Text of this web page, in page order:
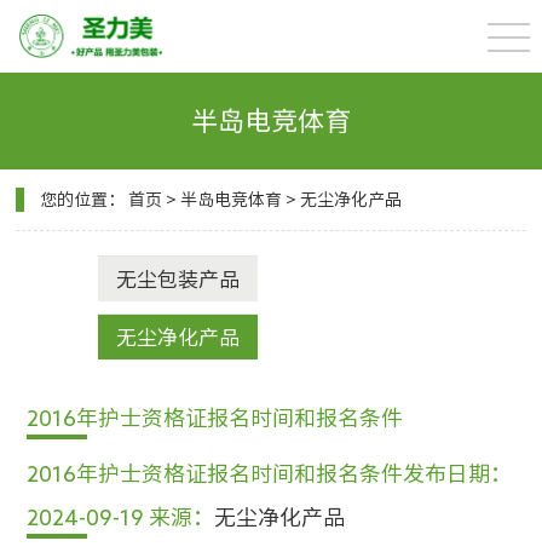
半岛电竞体育
您的位置：首页 >半岛电竞体育 >无尘净化产品
无尘包装产品
无尘净化产品
2016年护士资格证报名时间和报名条件
2016年护士资格证报名时间和报名条件发布日期：
2024-09-19 来源： 无尘净化产品